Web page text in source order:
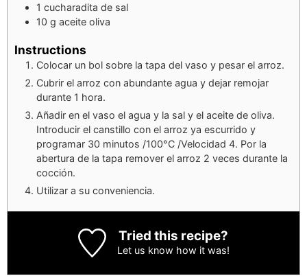
1 cucharadita de sal
10 g aceite oliva
Instructions
Colocar un bol sobre la tapa del vaso y pesar el arroz.
Cubrir el arroz con abundante agua y dejar remojar
durante 1 hora.
Añadir en el vaso el agua y la sal y el aceite de oliva.
Introducir el canstillo con el arroz ya escurrido y
programar 30 minutos /100°C /Velocidad 4. Por la
abertura de la tapa remover el arroz 2 veces durante la
cocción.
Utilizar a su conveniencia.
Tried this recipe?
Let us know how it was!